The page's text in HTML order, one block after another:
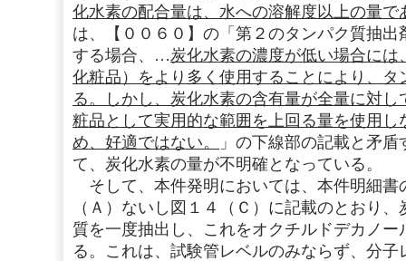
化水素の配合量は、水への溶解度以上の量で
は、【００６０】の「第２のタンパク質抽
する場合、…炭化水素の濃度が低い場合に
化粧品）をより多く使用することにより、
る。しかし、炭化水素の含有量が全量に対
粧品として実用的な範囲を上回る量を使用し
め、好適ではない。
」の下線部の記載と矛
て、炭化水素の量が不明確となっている。
そして、本件発明においては、本件明細書
（Ａ）ないし図１４（Ｃ）に記載のとおり
質を一度抽出し、これをオクチルドデカノ
る。これは、試験管レベルのみならず、分子